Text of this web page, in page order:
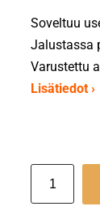
Soveltuu
Jalustassa
Varustettu
Lisätiedot ›